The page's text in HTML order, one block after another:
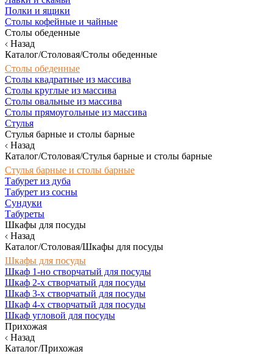
Полки и ящики
Столы кофейные и чайные
Столы обеденные
Назад
Каталог/Столовая/Столы обеденные
Столы обеденные
Столы квадратные из массива
Столы круглые из массива
Столы овальные из массива
Столы прямоугольные из массива
Стулья
Стулья барные и столы барные
Назад
Каталог/Столовая/Стулья барные и столы барные
Стулья барные и столы барные
Табурет из дуба
Табурет из сосны
Сундуки
Табуреты
Шкафы для посуды
Назад
Каталог/Столовая/Шкафы для посуды
Шкафы для посуды
Шкаф 1-но створчатый для посуды
Шкаф 2-х створчатый для посуды
Шкаф 3-х створчатый для посуды
Шкаф 4-х створчатый для посуды
Шкаф угловой для посуды
Прихожая
Назад
Каталог/Прихожая